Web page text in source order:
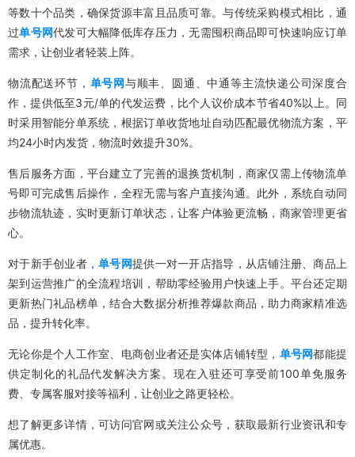
等数十个品类，确保货源丰富且品质可靠。与传统采购模式相比，通
过单号网代发可大幅降低库存压力，无需囤积商品即可快速响应订单
需求，让创业者轻装上阵。
物流配送环节， 单号网与顺丰、圆通、中通等主流快递公司深度合
作，提供低至3元/单的代发运费，比个人议价成本节省40%以上。同
时采用智能分单系统，根据订单收货地址自动匹配最优物流方案，平
均24小时内发货，物流时效提升30%。
售后服务方面，平台建立了完善的退换货机制，商家仅需上传物流单
号即可完成售后操作，全程无需与客户直接沟通。此外，系统自动同
步物流轨迹，实时更新订单状态，让客户体验更流畅，商家管理更省
心。
对于新手创业者，单号网提供一对一开店指导，从店铺注册、商品上
架到运营推广的全流程培训，帮助零经验用户快速上手。平台还定期
更新热门礼品榜单，结合大数据分析推荐爆款商品，助力商家精准选
品，提升转化率。
无论你是个人工作室、电商创业者还是实体店铺转型， 单号网都能提
供定制化的礼品代发解决方案。现在入驻还可享受前100单免服务
费、专属客服对接等福利，让创业之路更轻松。
想了解更多详情，可访问官网或关注公众号，获取最新行业资讯和专
属优惠。